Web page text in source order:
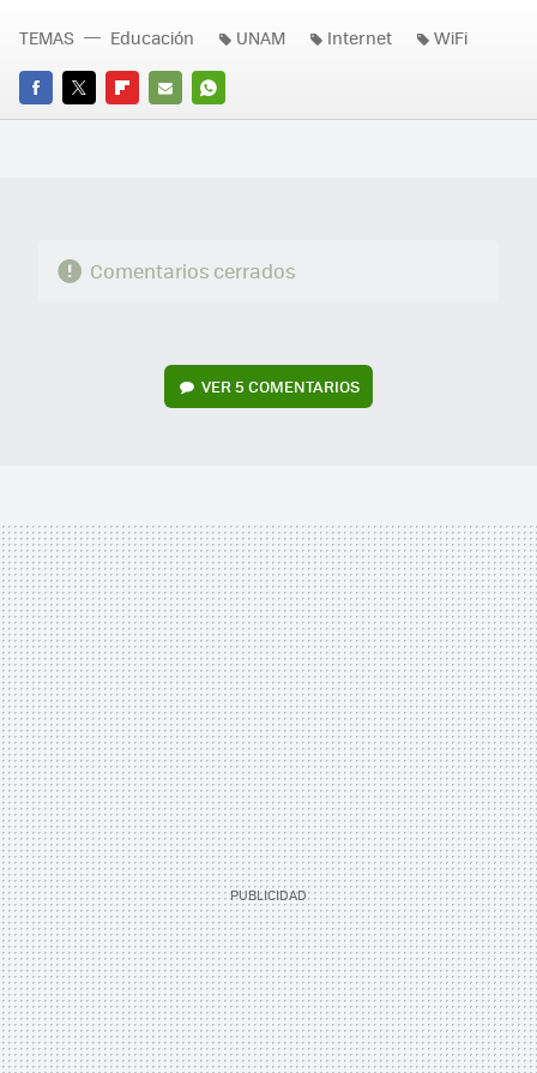
FACEBOOK
TWITTERFLIPBOARD
E-
WHATSAPP
TEMAS Educación UNAM Internet WiFi
Comentarios cerrados
VER5 COMENTARIOS